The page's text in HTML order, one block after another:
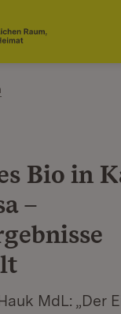
Bio in
–
MdL: „Der